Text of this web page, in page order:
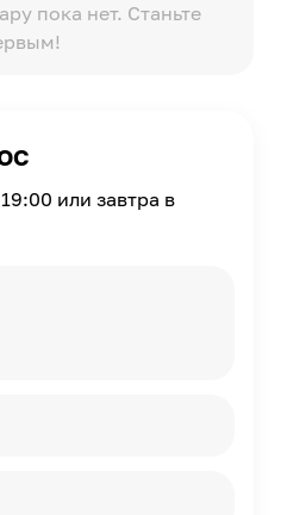
пока нет. Станьте
или завтра в